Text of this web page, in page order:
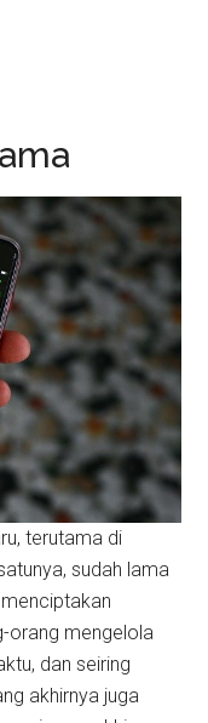
terutama di
sudah lama
orang mengelola
dan seiring
akhirnya juga